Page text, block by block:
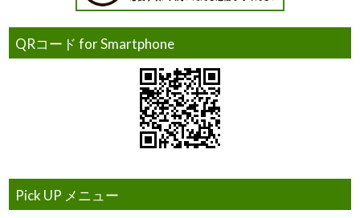
QRコード for Smartphone
Pick UP メニュー